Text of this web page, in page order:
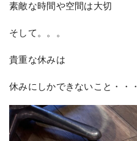
素敵な時間や空間は大切
そして。。。
貴重な休みは
休みにしかできないこと・・・